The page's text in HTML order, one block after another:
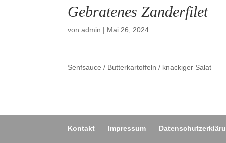
Gebratenes Zanderfilet
vonadmin | Mai 26, 2024
Senfsauce / Butterkartoffeln / knackiger Salat
Kontakt Impressum